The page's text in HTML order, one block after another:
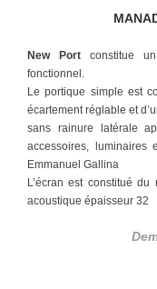
New Port constitue
fonctionnel.
Le portique simple est
écartement réglable et
sans rainure latérale
accessoires, luminaires
Emmanuel Gallina
L’écran est constitué
acoustique épaisseur 32